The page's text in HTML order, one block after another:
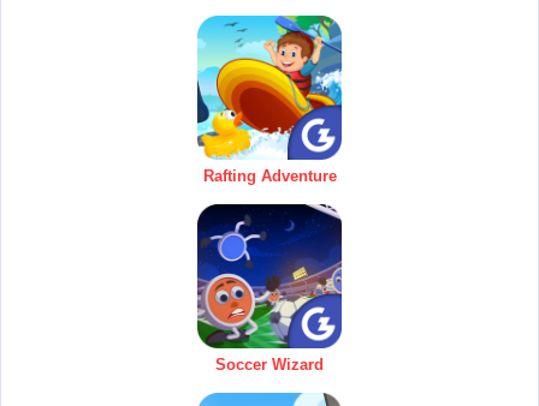
Rafting Adventure
Soccer Wizard